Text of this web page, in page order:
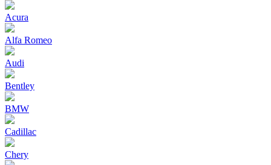
Acura
Alfa Romeo
Audi
Bentley
BMW
Cadillac
Chery